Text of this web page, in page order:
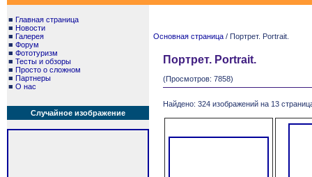
■ Главная страница
■ Новости
■ Галерея
■ Форум
■ Фототуризм
■ Тесты и обзоры
■ Просто о сложном
■ Партнеры
■ О нас
Случайное изображение
Основная страница / Портрет. Portrait.
Портрет. Portrait.
(Просмотров: 7858)
Найдено: 324 изображений на 13